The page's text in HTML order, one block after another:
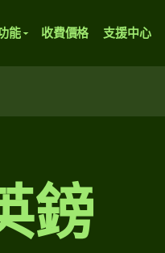
能 收費價格 支援中心
鎊